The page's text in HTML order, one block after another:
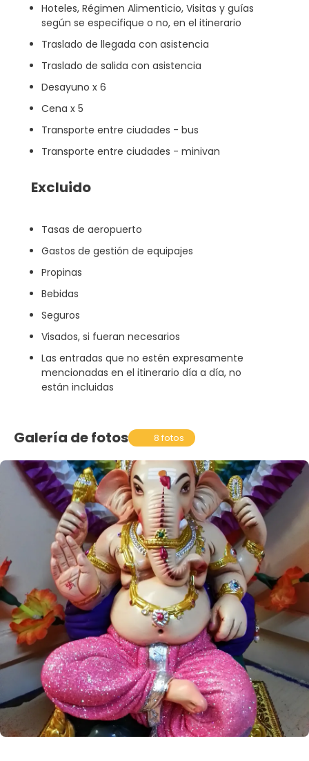
Hoteles, Régimen Alimenticio, Visitas y guías
según se especifique o no, en el itinerario
Traslado de llegada con asistencia
Traslado de salida con asistencia
Desayuno x 6
Cena x 5
Transporte entre ciudades - bus
Transporte entre ciudades - minivan
Excluido
Tasas de aeropuerto
Gastos de gestión de equipajes
Propinas
Bebidas
Seguros
Visados, si fueran necesarios
Las entradas que no estén expresamente
mencionadas en el itinerario día a día, no
están incluidas
Galería de fotos 8 fotos